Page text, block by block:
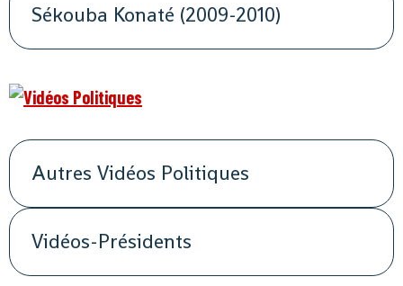
Sékouba Konaté (2009-2010)
Autres Vidéos Politiques
Vidéos-Présidents